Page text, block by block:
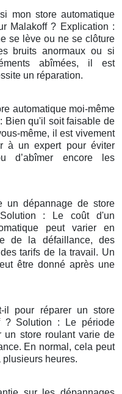
mon store automatique
Malakoff ? Explication :
se lève ou ne se clôture
bruits anormaux ou si
abîmées, il est
un réparation.
automatique moi-même
Bien qu'il soit faisable de
même, il est vivement
à un expert pour éviter
d’abîmer encore les
un dépannage de store
: Le coût d'un
peut varier en
de la défaillance, des
tarifs de la travail. Un
être donné après une
il pour réparer un store
? Solution : Le période
un store roulant varie de
En normal, cela peut
heures.